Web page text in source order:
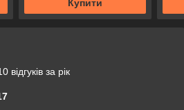
Купити
за рік